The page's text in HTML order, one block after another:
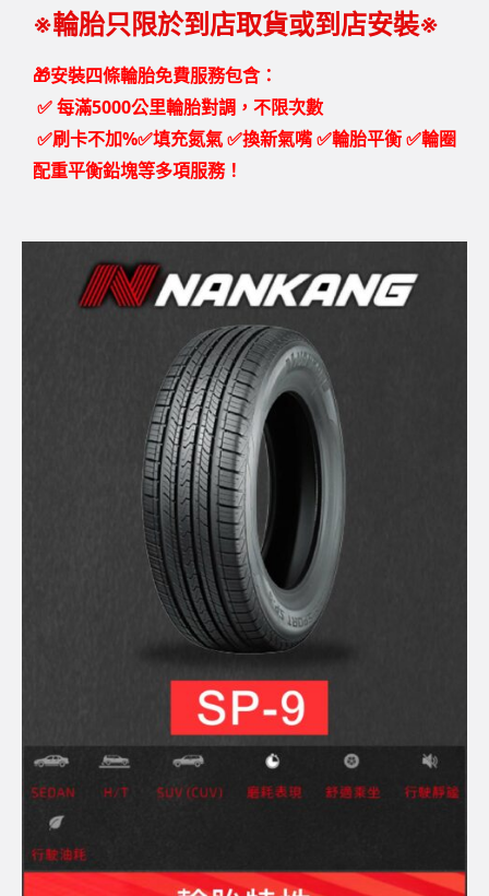
※輪胎只限於到店取貨或到店安裝※
🎁安裝四條輪胎免費服務包含：
✅每滿5000公里輪胎對調，不限次數
✅刷卡不加%✅填充氮氣 ✅換新氣嘴 ✅輪胎平衡 ✅輪圈
配重平衡鉛塊等多項服務！